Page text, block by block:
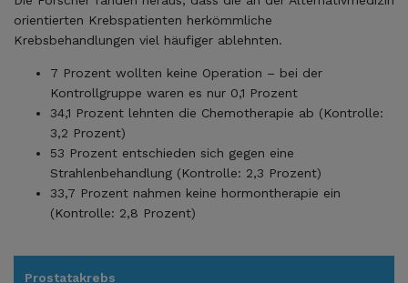
orientierten Krebspatienten herkömmliche
Krebsbehandlungen viel häufiger ablehnten.
7 Prozent wollten keine Operation – bei der
Kontrollgruppe waren es nur 0,1 Prozent
34,1 Prozent lehnten die Chemotherapie ab (Kontrolle:
3,2 Prozent)
53 Prozent entschieden sich gegen eine
Strahlenbehandlung (Kontrolle: 2,3 Prozent)
33,7 Prozent nahmen keine hormontherapie ein
(Kontrolle: 2,8 Prozent)
Prostatakrebs